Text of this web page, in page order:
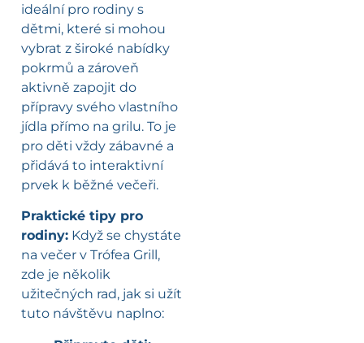
ideální pro rodiny s
dětmi, které si mohou
vybrat z široké nabídky
pokrmů a zároveň
aktivně zapojit do
přípravy svého vlastního
jídla přímo na grilu. To je
pro děti vždy zábavné a
přidává to interaktivní
prvek k běžné večeři.
Praktické tipy pro
rodiny: Když se chystáte
na večer v Trófea Grill,
zde je několik
užitečných rad, jak si užít
tuto návštěvu naplno: